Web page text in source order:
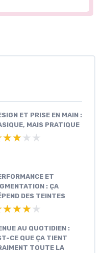
ET PRISE EN MAIN :
MAIS PRATIQUE
ET
: ÇA
DES TEINTES
AU QUOTIDIEN :
CE QUE ÇA TIENT
TOUTE LA